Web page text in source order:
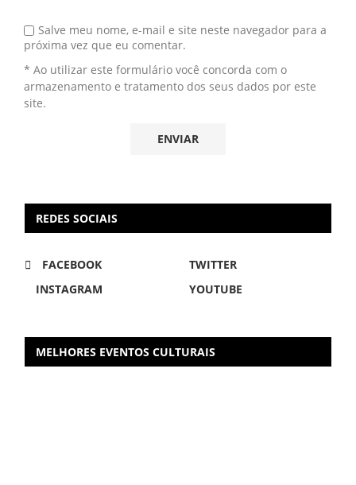
Salve meu nome, e-mail e site neste navegador para a
próxima vez que eu comentar.
* Ao utilizar este formulário você concorda com o
armazenamento e tratamento dos seus dados por este
site.
REDES SOCIAIS
FACEBOOK
TWITTER
INSTAGRAM
YOUTUBE
MELHORES EVENTOS CULTURAIS